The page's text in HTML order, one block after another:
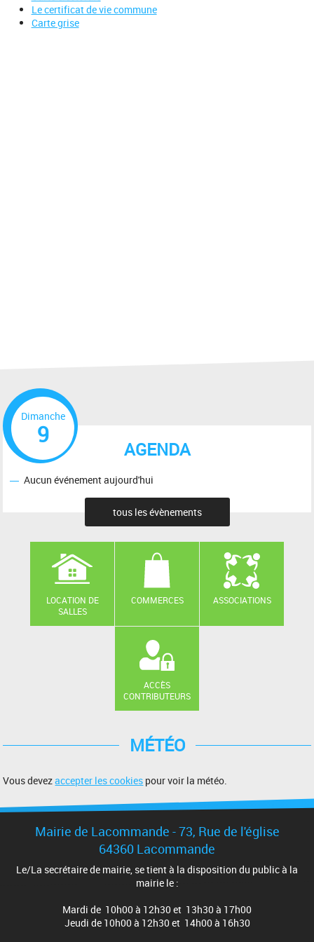
Le certificat de vie commune
Carte grise
AGENDA
Dimanche
9
Aucun événement aujourd'hui
tous les évènements
LOCATION DE
SALLES
COMMERCES ASSOCIATIONS
ACCÈS
CONTRIBUTEURS
MÉTÉO
Vous devezaccepter les cookies pour voir la météo.
Mairie de Lacommande - 73, Rue de l'église
64360 Lacommande
Le/La secrétaire de mairie, se tient à la disposition du public à la
mairie le :
Mardi de 10h00 à 12h30 et 13h30 à 17h00
Jeudi de 10h00 à 12h30 et 14h00 à 16h30